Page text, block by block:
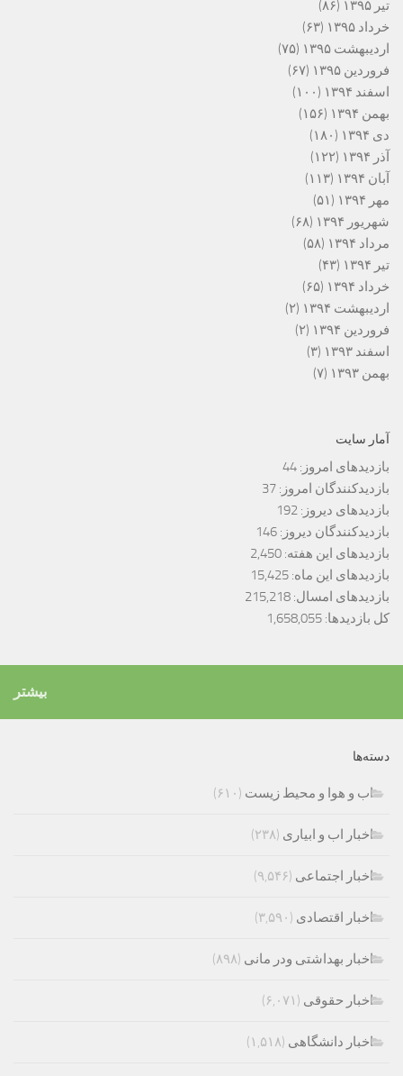
تیر ۱۳۹۵
(۸۶)
خرداد ۱۳۹۵
(۶۳)
اردیبهشت ۱۳۹۵
(۷۵)
فروردین ۱۳۹۵
(۶۷)
اسفند ۱۳۹۴
(۱۰۰)
بهمن ۱۳۹۴
(۱۵۶)
دی ۱۳۹۴
(۱۸۰)
آذر ۱۳۹۴
(۱۲۲)
آبان ۱۳۹۴
(۱۱۳)
مهر ۱۳۹۴
(۵۱)
شهریور ۱۳۹۴
(۶۸)
مرداد ۱۳۹۴
(۵۸)
تیر ۱۳۹۴
(۴۳)
خرداد ۱۳۹۴
(۶۵)
اردیبهشت ۱۳۹۴
(۲)
فروردین ۱۳۹۴
(۲)
اسفند ۱۳۹۳
(۳)
بهمن ۱۳۹۳
(۷)
آمار سایت
بازدیدهای امروز: 44
بازدیدکنندگان امروز: 37
بازدیدهای دیروز: 192
بازدیدکنندگان دیروز: 146
بازدیدهای این هفته: 2,450
بازدیدهای این ماه: 15,425
بازدیدهای امسال: 215,218
کل بازدیدها: 1,658,055
بیشتر
دسته‌ها
اب و هوا و محیط زیست (۶۱۰)
اخبار اب و ابیاری (۲۳۸)
اخبار اجتماعی (۹,۵۴۶)
اخبار اقتصادی (۳,۵۹۰)
اخبار بهداشتی ودر مانی (۸۹۸)
اخبار حقوقی (۶,۰۷۱)
اخبار دانشگاهی (۱,۵۱۸)